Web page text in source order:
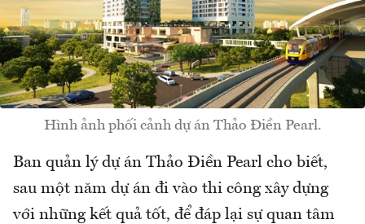
Hình ảnh phối cảnh dự án Thảo Điền Pearl.
Ban quản lý dự án Thảo Điền Pearl cho biết,
sau một năm dự án đi vào thi công xây dựng
với những kết quả tốt, để đáp lại sự quan tâm